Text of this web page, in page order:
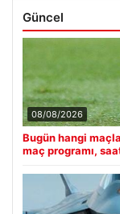
Güncel
08/08/2026
Bugün hangi
maç programı,